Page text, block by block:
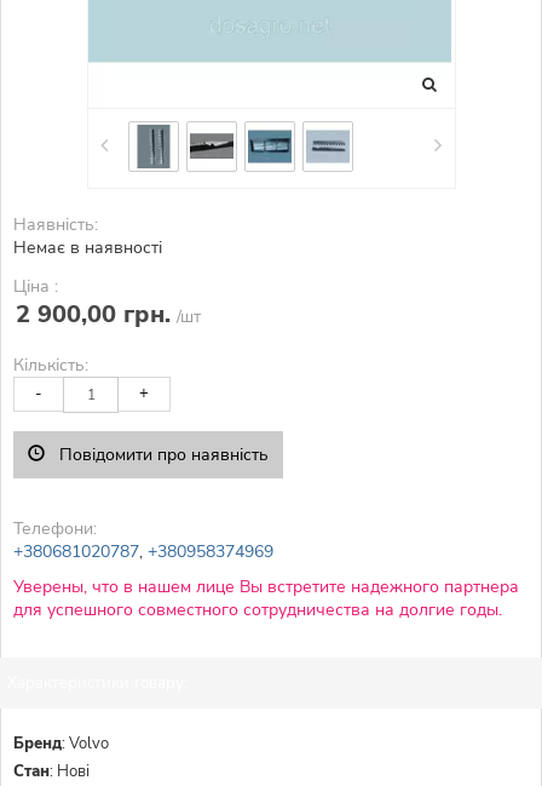
Наявність:
Немає в наявності
Ціна :
2 900,00 грн. /шт
Кількість:
- +
Повідомити про наявність
Телефони:
+380681020787, +380958374969
Уверены, что в нашем лице Вы встретите надежного партнера
для успешного совместного сотрудничества на долгие годы.
Бренд:Volvo
Стан: Нові